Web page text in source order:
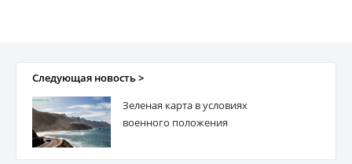
ДОБРОБУТ ТА ЗАХИСТ
ЭТАЛОН-ПОЛИС
Следующая новость >
Зеленая карта в условиях
военного положения